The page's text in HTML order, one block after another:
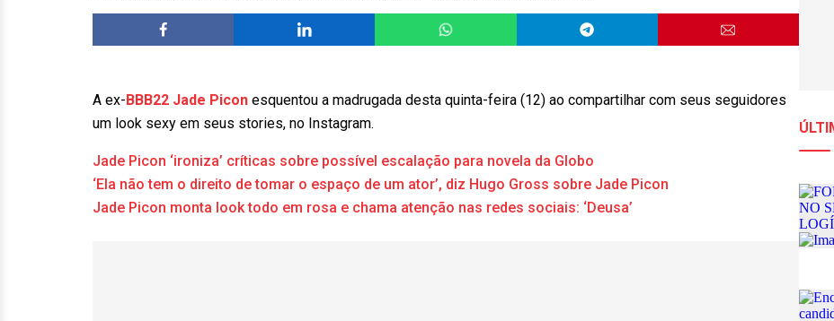
A ex-BBB22 Jade Picon esquentou a madrugada desta quinta-feira (12) ao compartilhar com seus seguidores
um look sexy em seus stories, no Instagram.
Jade Picon ‘ironiza’ críticas sobre possível escalação para novela da Globo
‘Ela não tem o direito de tomar o espaço de um ator’, diz Hugo Gross sobre Jade Picon
Jade Picon monta look todo em rosa e chama atenção nas redes sociais: ‘Deusa’